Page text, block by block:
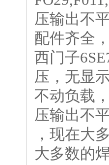
压输出不
配件齐全
西门子
压，无显
不动负载
压输出不
，现在大
大多数的